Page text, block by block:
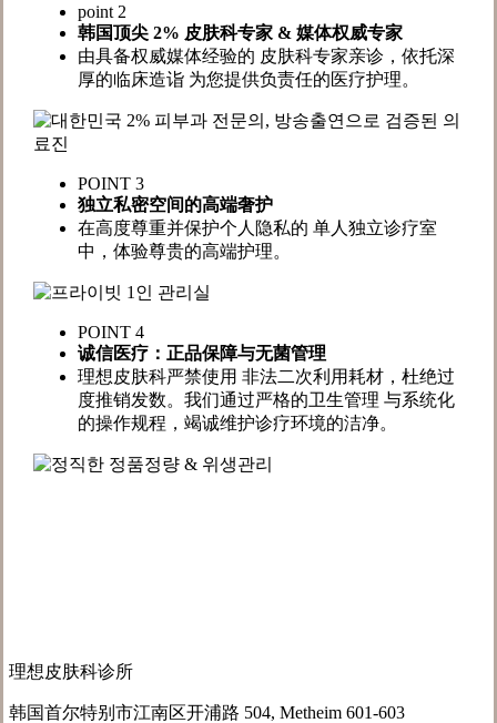
point 2
韩国顶尖 2% 皮肤科专家 & 媒体权威专家
由具备权威媒体经验的 皮肤科专家亲诊，依托深
厚的临床造诣 为您提供负责任的医疗护理。
POINT 3
独立私密空间的高端奢护
在高度尊重并保护个人隐私的 单人独立诊疗室
中，体验尊贵的高端护理。
POINT 4
诚信医疗：正品保障与无菌管理
理想皮肤科严禁使用 非法二次利用耗材，杜绝过
度推销发数。我们通过严格的卫生管理 与系统化
的操作规程，竭诚维护诊疗环境的洁净。
理想皮肤科诊所
韩国首尔特别市江南区开浦路 504, Metheim 601-603